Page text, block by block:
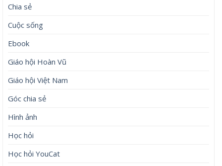
Chia sẻ
Cuộc sống
Ebook
Giáo hội Hoàn Vũ
Giáo hội Việt Nam
Góc chia sẻ
Hình ảnh
Học hỏi
Học hỏi YouCat